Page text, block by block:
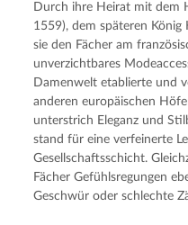
Durch ihre Heirat mit dem
1559), dem späteren
sie den Fächer am
unverzichtbares
Damenwelt etablierte und
anderen europäischen
unterstrich Eleganz und
stand für eine verfeinerte
Gesellschaftsschicht.
Fächer Gefühlsregungen
Geschwür oder schlechte